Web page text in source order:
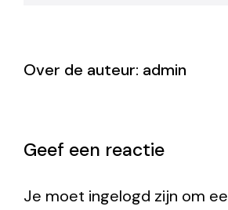
Over de auteur: admin
Geef een reactie
Je moet ingelogd zijn om